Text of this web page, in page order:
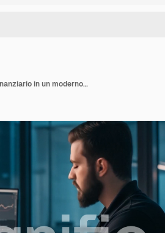
Trader concentrato che analizza i trend del mercato finanziario in un moderno ufficio utilizzando più monitor per l'analisi dei dati in tempo reale e lo sviluppo di strategie